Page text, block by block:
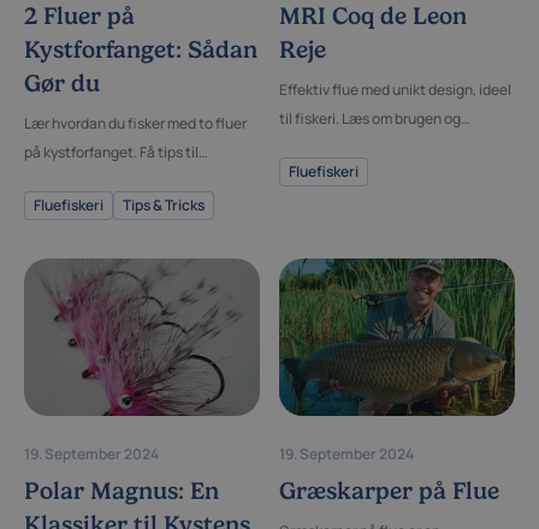
2 Fluer på
Kystforfanget: Sådan
Gør du
Lær hvordan du fisker med to fluer
på kystforfanget. Få tips til
effektive rig.
Fluefiskeri Tips & Tricks
MRI Coq de Leon
Reje
Effektiv flue med unikt design, ideel
til fiskeri. Læs om brugen og
reje.
Fluefiskeri
19. September 2024
Polar Magnus: En
19. September 2024
Græskarper på Flue